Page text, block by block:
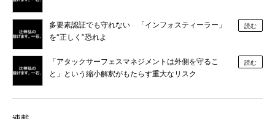
多要素認証でも守れない 「インフォスティーラー」
を“正しく”恐れよ
読む
「アタックサーフェスマネジメントは外側を守るこ
と」という縮小解釈がもたらす重大なリスク
読む